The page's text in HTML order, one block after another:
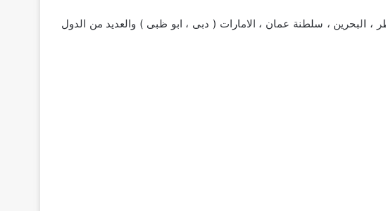
البحرين ، سلطنة عمان ، الامارات ( دبى ، ابو ظبى ) والعديد من الدول